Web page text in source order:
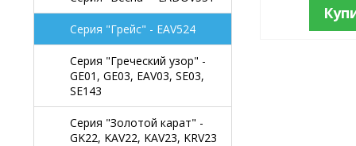
Серия "Грейс" - EAV524
Серия "Греческий узор" -
GE01, GE03, EAV03, SE03,
SE143
Серия "Золотой карат" -
GK22, KAV22, KAV23, KRV23